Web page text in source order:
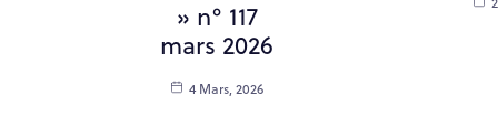
» n° 117
mars 2026
4 Mars, 2026